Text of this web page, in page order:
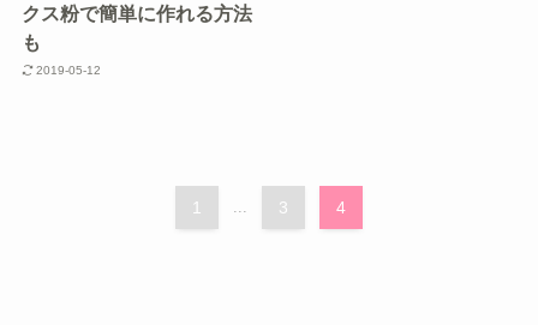
クス粉で簡単に作れる方法
も
2019-05-12
1 3 4